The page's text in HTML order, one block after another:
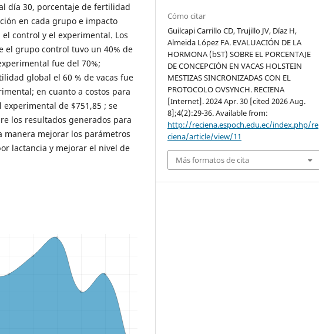
día 30, porcentaje de fertilidad
en cada grupo e impacto
control y el experimental. Los
el grupo control tuvo un 40% de
fue del 70%;
global el 60 % de vacas fue
en cuanto a costos para
de $751,85 ; se
los resultados generados para
manera mejorar los parámetros
lactancia y mejorar el nivel de
Cómo citar
Guilcapi Carrillo CD, Trujillo JV, Díaz H,
Almeida López FA. EVALUACIÓN DE LA
HORMONA (bST) SOBRE EL PORCENTAJE
DE CONCEPCIÓN EN VACAS HOLSTEIN
MESTIZAS SINCRONIZADAS CON EL
PROTOCOLO OVSYNCH. RECIENA
[Internet]. 2024 Apr. 30 [cited 2026 Aug.
8];4(2):29-36. Available from:
http://reciena.espoch.edu.ec/index.php/re
ciena/article/view/11
Más formatos de cita